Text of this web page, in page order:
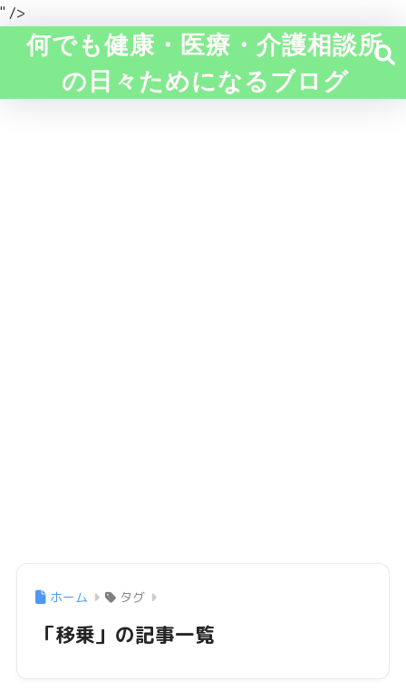
" />
何でも健康・医療・介護相談所
の日々ためになるブログ
ホーム タグ
「移乗」の記事一覧